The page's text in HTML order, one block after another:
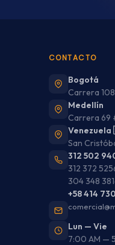
CONTACTO
Bogotá
Carrera 108
Medellín
Carrera 69
San
312 502
312 372
304 348
+58 414
Lun — Vie
7:00 AM —